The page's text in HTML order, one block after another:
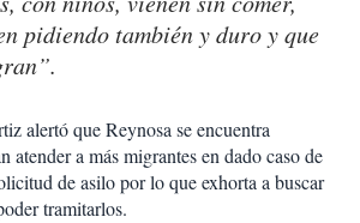
pidiendo también y duro y que
alertó que Reynosa se encuentra
atender a más migrantes en dado caso de
de asilo por lo que exhorta a buscar
tramitarlos.